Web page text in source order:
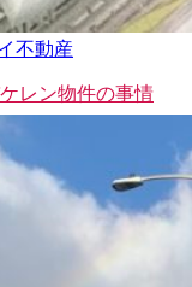
不動産
レン物件の事情